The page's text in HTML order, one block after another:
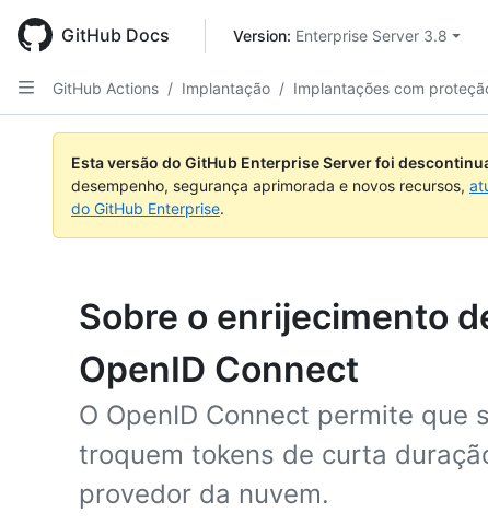
main
content
GitHub Docs Version: Enterprise Server 3.8
GitHub Actions / Implantação / Implantações com
Esta versão do GitHub Enterprise Server foi
desempenho, segurança aprimorada e novos recursos,
do GitHub Enterprise.
Sobre o enrijecimento
OpenID Connect
O OpenID Connect permite que
troquem tokens de curta
provedor da nuvem.